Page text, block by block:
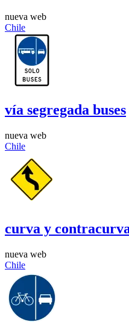
nueva web
Chile
vía segregada buses
nueva web
Chile
curva y
nueva web
Chile